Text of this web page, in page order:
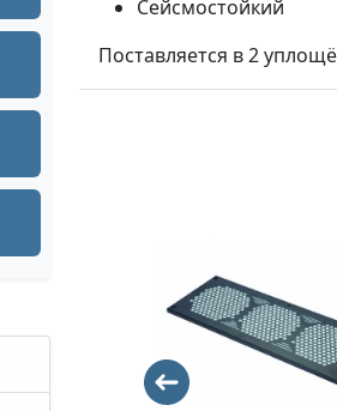
Сейсмостойкий
Поставляется в 2